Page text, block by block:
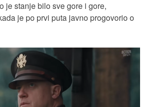
je stanje bilo sve gore i gore,
je po prvi puta javno progovorio o